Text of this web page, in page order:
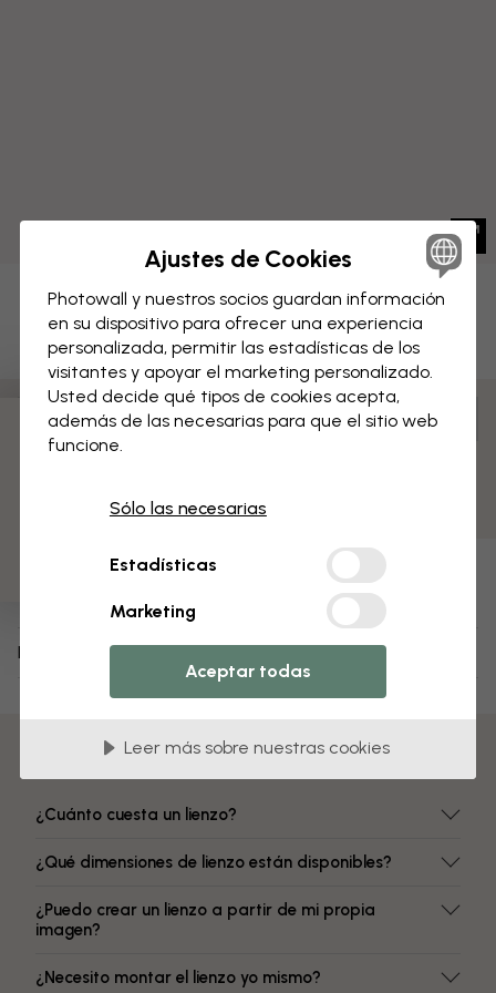
Perfil urbano de Málaga, España
LIENZO Guardar
Personaliza para tu espacio y realiza tu pedido
Premontado y listo para colgar
Colores resistentes a la decoloración
Envío y devoluciones
Preguntas frecuentes
¿Cuánto cuesta un lienzo?
¿Qué dimensiones de lienzo están disponibles?
¿Puedo crear un lienzo a partir de mi propia
imagen?
¿Necesito montar el lienzo yo mismo?
Ajustes de Cookies
Photowall y nuestros socios guardan información
en su dispositivo para ofrecer una experiencia
personalizada, permitir las estadísticas de los
visitantes y apoyar el marketing personalizado.
Usted decide qué tipos de cookies acepta,
además de las necesarias para que el sitio web
funcione.
Sólo las necesarias
Estadísticas
Marketing
Aceptar todas
Leer más sobre nuestras cookies